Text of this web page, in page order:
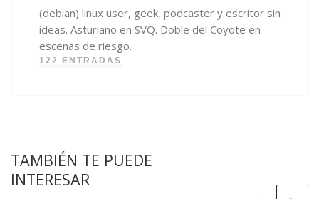
(debian) linux user, geek, podcaster y escritor sin
ideas. Asturiano en SVQ. Doble del Coyote en
escenas de riesgo.
122 ENTRADAS
TAMBIÉN TE PUEDE
INTERESAR